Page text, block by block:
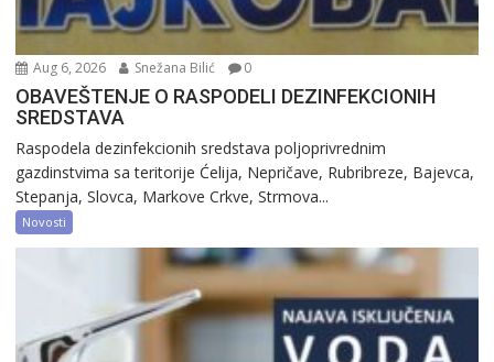
Aug 6, 2026 Snežana Bilić 0
OBAVEŠTENJE O RASPODELI DEZINFEKCIONIH
SREDSTAVA
Raspodela dezinfekcionih sredstava poljoprivrednim
gazdinstvima sa teritorije Ćelija, Nepričave, Rubribreze, Bajevca,
Stepanja, Slovca, Markove Crkve, Strmova...
Novosti